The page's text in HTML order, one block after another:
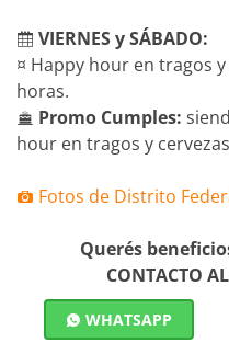
VIERNES y SÁBADO:
¤ Happy hour en tragos
horas.
Promo Cumples:
hour en tragos y
Fotos de Distrito
Querés
CONTACTO
WHATSAPP